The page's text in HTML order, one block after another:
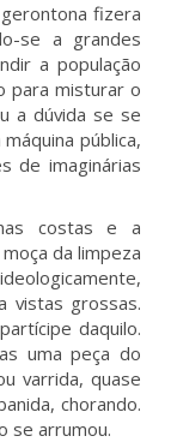
fizera
se a grandes
a população
para misturar o
a dúvida se se
pública,
de imaginárias
costas e a
da limpeza
vistas grossas.
daquilo.
uma peça do
varrida, quase
chorando.
se arrumou.